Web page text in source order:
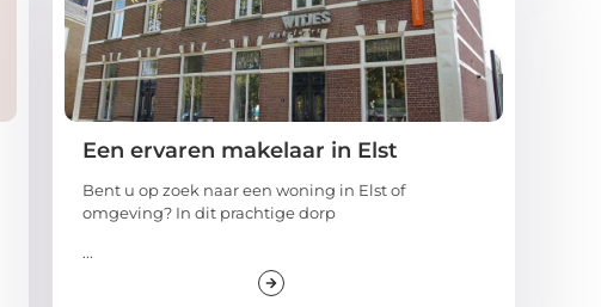
Een ervaren makelaar in Elst
Bent u op zoek naar een woning in Elst of
omgeving? In dit prachtige dorp
...